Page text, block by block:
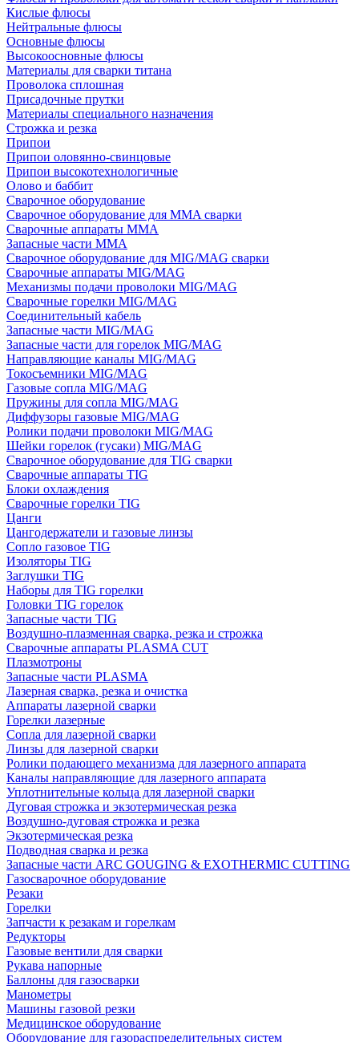
Кислые флюсы
Нейтральные флюсы
Основные флюсы
Высокоосновные флюсы
Материалы для сварки титана
Проволока сплошная
Присадочные прутки
Материалы специального назначения
Строжка и резка
Припои
Припои оловянно-свинцовые
Припои высокотехнологичные
Олово и баббит
Сварочное оборудование
Сварочное оборудование для MMA сварки
Сварочные аппараты MMA
Запасные части MMA
Сварочное оборудование для MIG/MAG сварки
Сварочные аппараты MIG/MAG
Механизмы подачи проволоки MIG/MAG
Сварочные горелки MIG/MAG
Соединительный кабель
Запасные части MIG/MAG
Запасные части для горелок MIG/MAG
Направляющие каналы MIG/MAG
Токосъемники MIG/MAG
Газовые сопла MIG/MAG
Пружины для сопла MIG/MAG
Диффузоры газовые MIG/MAG
Ролики подачи проволоки MIG/MAG
Шейки горелок (гусаки) MIG/MAG
Сварочное оборудование для TIG сварки
Сварочные аппараты TIG
Блоки охлаждения
Сварочные горелки TIG
Цанги
Цангодержатели и газовые линзы
Сопло газовое TIG
Изоляторы TIG
Заглушки TIG
Наборы для TIG горелки
Головки TIG горелок
Запасные части TIG
Воздушно-плазменная сварка, резка и строжка
Сварочные аппараты PLASMA CUT
Плазмотроны
Запасные части PLASMA
Лазерная сварка, резка и очистка
Аппараты лазерной сварки
Горелки лазерные
Сопла для лазерной сварки
Линзы для лазерной сварки
Ролики подающего механизма для лазерного аппарата
Каналы направляющие для лазерного аппарата
Уплотнительные кольца для лазерной сварки
Дуговая строжка и экзотермическая резка
Воздушно-дуговая строжка и резка
Экзотермическая резка
Подводная сварка и резка
Запасные части ARC GOUGING & EXOTHERMIC CUTTING
Газосварочное оборудование
Резаки
Горелки
Запчасти к резакам и горелкам
Редукторы
Газовые вентили для сварки
Рукава напорные
Баллоны для газосварки
Манометры
Машины газовой резки
Медицинское оборудование
Оборудование для газораспределительных систем